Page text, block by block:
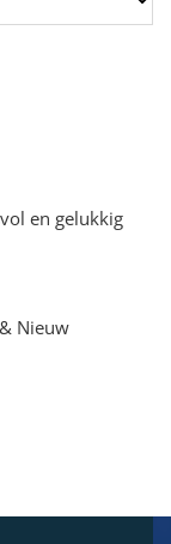
en gelukkig
Nieuw